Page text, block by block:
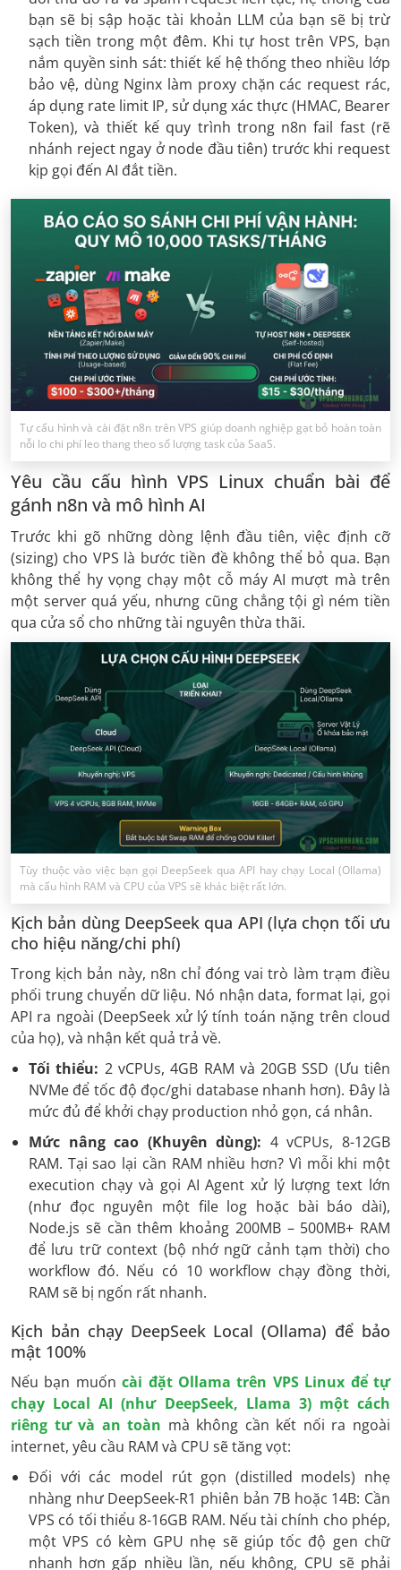
bạn sẽ bị sập hoặc tài khoản LLM của bạn sẽ bị trừ
sạch tiền trong một đêm. Khi tự host trên VPS, bạn
nắm quyền sinh sát: thiết kế hệ thống theo nhiều lớp
bảo vệ, dùng Nginx làm proxy chặn các request rác,
áp dụng rate limit IP, sử dụng xác thực (HMAC, Bearer
Token), và thiết kế quy trình trong n8n fail fast (rẽ
nhánh reject ngay ở node đầu tiên) trước khi request
kịp gọi đến AI đắt tiền.
Tự cấu hình và cài đặt n8n trên VPS giúp doanh nghiệp gạt bỏ hoàn toàn
nỗi lo chi phí leo thang theo số lượng task của SaaS.
Yêu cầu cấu hình VPS Linux chuẩn bài để
gánh n8n và mô hình AI
Trước khi gõ những dòng lệnh đầu tiên, việc định cỡ
(sizing) cho VPS là bước tiền đề không thể bỏ qua. Bạn
không thể hy vọng chạy một cỗ máy AI mượt mà trên
một server quá yếu, nhưng cũng chẳng tội gì ném tiền
qua cửa sổ cho những tài nguyên thừa thãi.
Tùy thuộc vào việc bạn gọi DeepSeek qua API hay chạy Local (Ollama)
mà cấu hình RAM và CPU của VPS sẽ khác biệt rất lớn.
Kịch bản dùng DeepSeek qua API (lựa chọn tối ưu
cho hiệu năng/chi phí)
Trong kịch bản này, n8n chỉ đóng vai trò làm trạm điều
phối trung chuyển dữ liệu. Nó nhận data, format lại, gọi
API ra ngoài (DeepSeek xử lý tính toán nặng trên cloud
của họ), và nhận kết quả trả về.
Tối thiểu: 2 vCPUs, 4GB RAM và 20GB SSD (Ưu tiên
NVMe để tốc độ đọc/ghi database nhanh hơn). Đây là
mức đủ để khởi chạy production nhỏ gọn, cá nhân.
Mức nâng cao (Khuyên dùng): 4 vCPUs, 8-12GB
RAM. Tại sao lại cần RAM nhiều hơn? Vì mỗi khi một
execution chạy và gọi AI Agent xử lý lượng text lớn
(như đọc nguyên một file log hoặc bài báo dài),
Node.js sẽ cần thêm khoảng 200MB – 500MB+ RAM
để lưu trữ context (bộ nhớ ngữ cảnh tạm thời) cho
workflow đó. Nếu có 10 workflow chạy đồng thời,
RAM sẽ bị ngốn rất nhanh.
Kịch bản chạy DeepSeek Local (Ollama) để bảo
mật 100%
Nếu bạn muốncài đặt Ollama trên VPS Linux để tự
chạy Local AI (như DeepSeek, Llama 3) một cách
riêng tư và an toàn mà không cần kết nối ra ngoài
internet, yêu cầu RAM và CPU sẽ tăng vọt:
Đối với các model rút gọn (distilled models) nhẹ
nhàng như DeepSeek-R1 phiên bản 7B hoặc 14B: Cần
VPS có tối thiểu 8-16GB RAM. Nếu tài chính cho phép,
một VPS có kèm GPU nhẹ sẽ giúp tốc độ gen chữ
nhanh hơn gấp nhiều lần, nếu không, CPU sẽ phải